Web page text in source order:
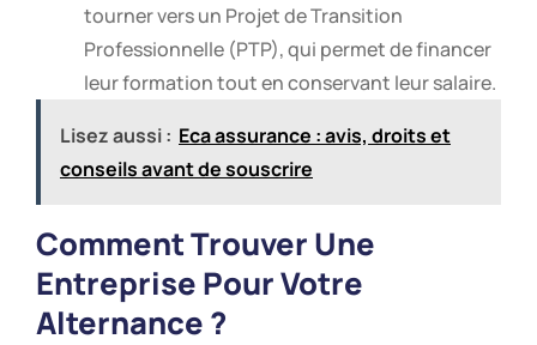
tourner vers un Projet de Transition
Professionnelle (PTP), qui permet de financer
leur formation tout en conservant leur salaire.
Lisez aussi : Eca assurance : avis, droits et
conseils avant de souscrire
Comment Trouver Une
Entreprise Pour Votre
Alternance ?